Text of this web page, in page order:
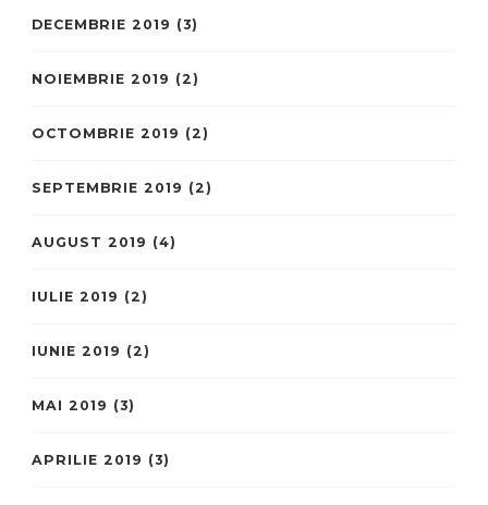
DECEMBRIE 2019 (3)
NOIEMBRIE 2019 (2)
OCTOMBRIE 2019 (2)
SEPTEMBRIE 2019 (2)
AUGUST 2019 (4)
IULIE 2019 (2)
IUNIE 2019 (2)
MAI 2019 (3)
APRILIE 2019 (3)